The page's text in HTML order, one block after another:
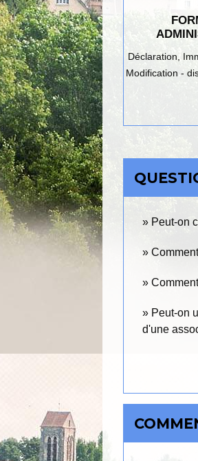
Déclaration,
Modification -
Peut-on
Peut-on
d'une